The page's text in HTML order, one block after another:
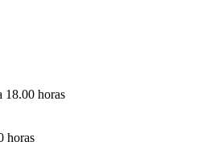
18.00 horas
horas